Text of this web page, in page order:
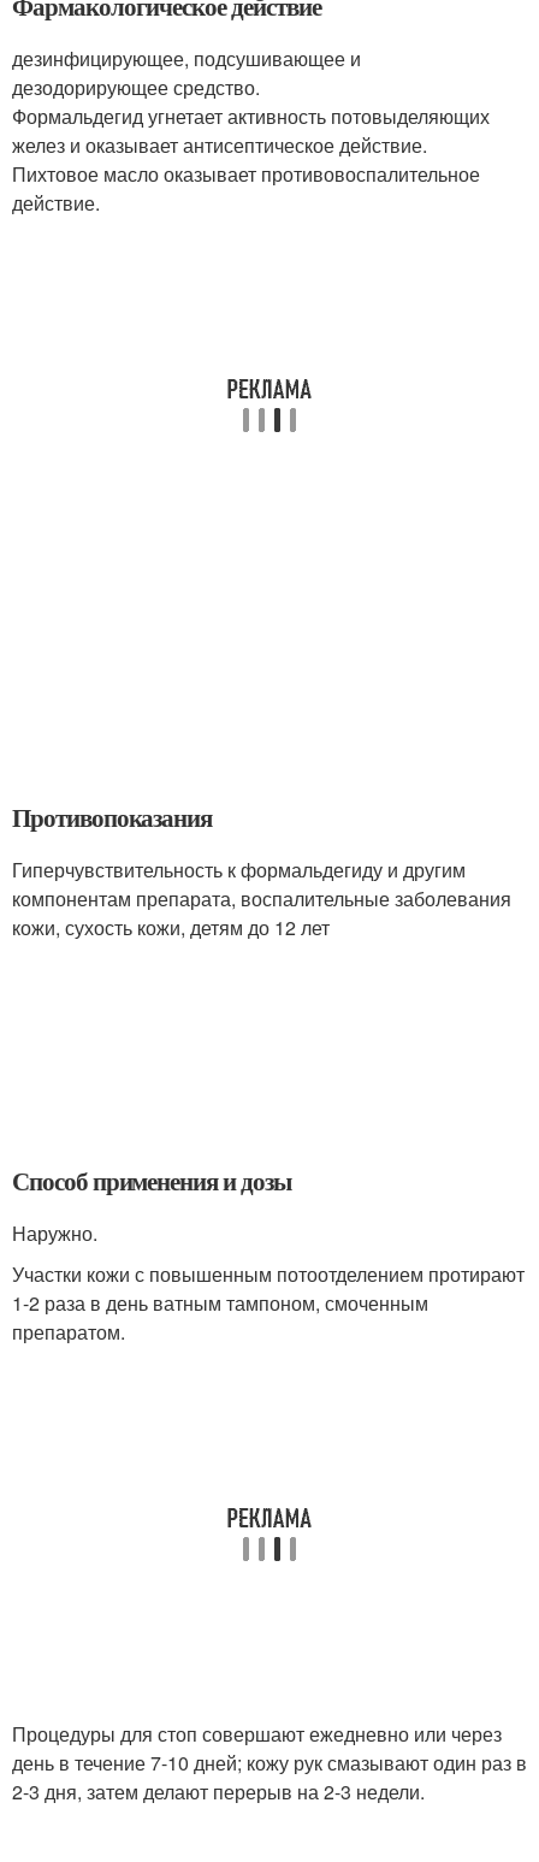
дезинфицирующее, подсушивающее и
дезодорирующее средство.
Формальдегид угнетает активность потовыделяющих
желез и оказывает антисептическое действие.
Пихтовое масло оказывает противовоспалительное
действие.
Противопоказания
Гиперчувствительность к формальдегиду и другим
компонентам препарата, воспалительные заболевания
кожи, сухость кожи, детям до 12 лет
Способ применения и дозы
Наружно.
Участки кожи с повышенным потоотделением протирают
1-2 раза в день ватным тампоном, смоченным
препаратом.
Процедуры для стоп совершают ежедневно или через
день в течение 7-10 дней; кожу рук смазывают один раз в
2-3 дня, затем делают перерыв на 2-3 недели.